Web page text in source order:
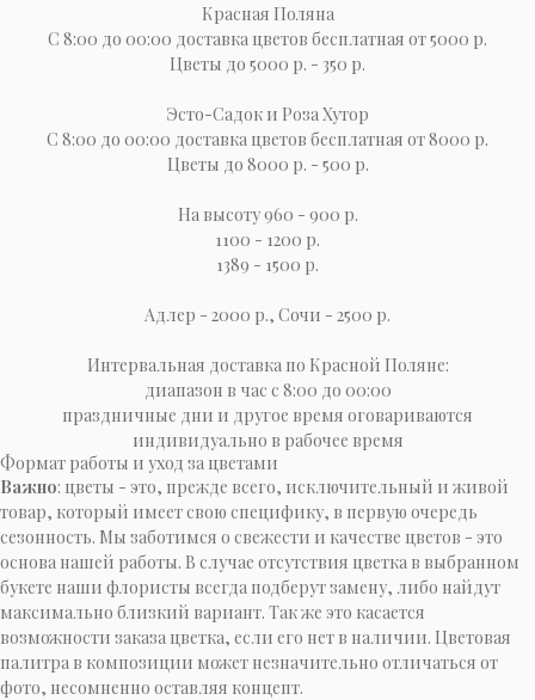
Красная Поляна
С 8:00 до 00:00 доставка цветов бесплатная от 5000 р.
Цветы до 5000 р. - 350 р.
Эсто-Cадок и Роза Хутор
С 8:00 до 00:00 доставка цветов бесплатная от 8000 р.
Цветы до 8000 р. - 500 р.
На высоту 960 - 900 р.
1100 - 1200 р.
1389 - 1500 р.
Адлер - 2000 р., Сочи - 2500 р.
Интервальная доставка по Красной Поляне:
диапазон в час с 8:00 до 00:00
праздничные дни и другое время оговариваются
индивидуально в рабочее время
Формат работы и уход за цветами
Важно: цветы - это, прежде всего, исключительный и живой
товар, который имеет свою специфику, в первую очередь
сезонность. Мы заботимся о свежести и качестве цветов - это
основа нашей работы. В случае отсутствия цветка в выбранном
букете наши флористы всегда подберут замену, либо найдут
максимально близкий вариант. Так же это касается
возможности заказа цветка, если его нет в наличии. Цветовая
палитра в композиции может незначительно отличаться от
фото, несомненно оставляя концепт.